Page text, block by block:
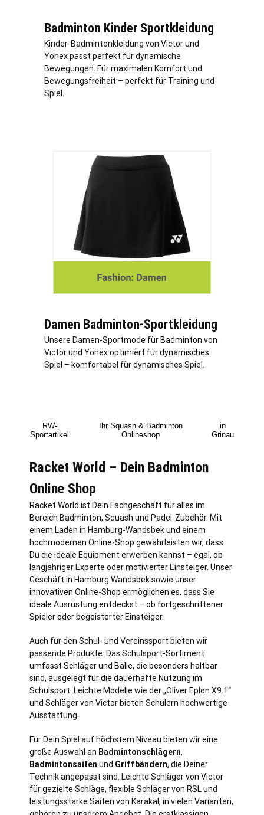
Badminton Kinder Sportkleidung
Kinder-Badmintonkleidung von Victor und
Yonex passt perfekt für dynamische
Bewegungen. Für maximalen Komfort und
Bewegungsfreiheit – perfekt für Training und
Spiel.
Damen Badminton-Sportkleidung
Unsere Damen-Sportmode für Badminton von
Victor und Yonex optimiert für dynamisches
Spiel – komfortabel für dynamisches Spiel.
RW-
Sportartikel
Ihr Squash & Badminton
Onlineshop
in
Grinau
Racket World – Dein Badminton
Online Shop
Racket World ist Dein Fachgeschäft für alles im
Bereich Badminton, Squash und Padel-Zubehör. Mit
einem Laden in Hamburg-Wandsbek und einem
hochmodernen Online-Shop gewährleisten wir, dass
Du die ideale Equipment erwerben kannst – egal, ob
langjähriger Experte oder motivierter Einsteiger. Unser
Geschäft in Hamburg Wandsbek sowie unser
innovativen Online-Shop ermöglichen es, dass Sie
ideale Ausrüstung entdeckst – ob fortgeschrittener
Spieler oder begeisterter Einsteiger.
Auch für den Schul- und Vereinssport bieten wir
passende Produkte. Das Schulsport-Sortiment
umfasst Schläger und Bälle, die besonders haltbar
sind, ausgelegt für die dauerhafte Nutzung im
Schulsport. Leichte Modelle wie der „Oliver Eplon X9.1“
und Schläger von Victor bieten Schülern hochwertige
Ausstattung.
Für Dein Spiel auf höchstem Niveau bieten wir eine
große Auswahl an Badmintonschlägern,
Badmintonsaiten und Griffbändern, die Deiner
Technik angepasst sind. Leichte Schläger von Victor
für gezielte Schläge, flexible Schläger von RSL und
leistungsstarke Saiten von Karakal, in vielen Varianten,